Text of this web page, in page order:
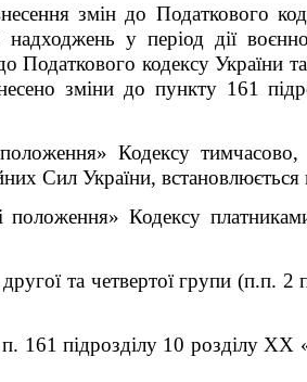
змін до Податкового
надходжень у період дії
кодексу України
зміни до пункту 161
положення»Кодексу
Сил України, встановлюється
положення» Кодексу
та четвертої групи (п.п. 2
п. 161 підрозділу 10 розділу XX